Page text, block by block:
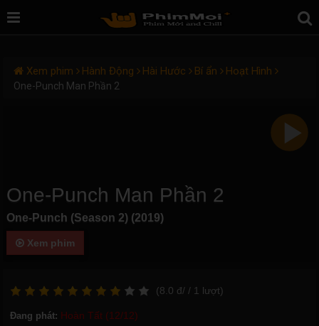
Xem phim Hành Động Hài Hước Bí ẩn Hoạt Hình
One-Punch Man Phần 2
One-Punch Man Phần 2
One-Punch (Season 2) (2019)
Xem phim
(8.0 đ/ / 1 lượt)
Đang phát: Hoàn Tất (12/12)